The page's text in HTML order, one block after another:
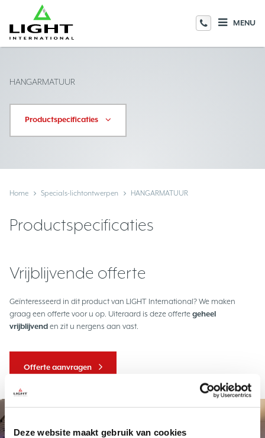
Deze website maakt gebruik van cookies
MENU
HANGARMATUUR
Productspecificaties
Home Specials-lichtontwerpen HANGARMATUUR
Productspecificaties
Vrijblijvende offerte
Geïnteresseerd in dit product van LIGHT International? We maken
graag een offerte voor u op. Uiteraard is deze offerte geheel
vrijblijvend en zit u nergens aan vast.
Offerte aanvragen
Project